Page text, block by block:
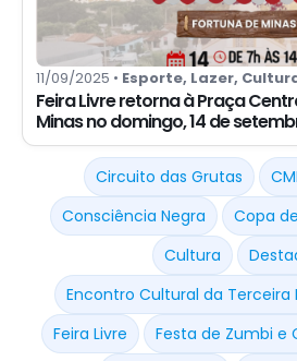
11/09/2025 • Esporte, Lazer,
Feira Livre retorna à Praça
Minas no domingo, 14 de
Circuito das Grutas
Consciência Negra
Copa
Cultura
Encontro Cultural da Terceira
Feira Livre
Festa de Zumbi e